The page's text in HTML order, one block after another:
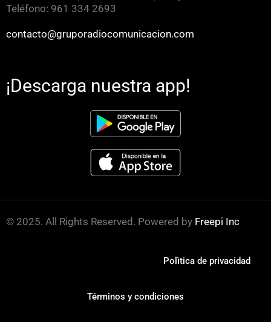
Teléfono: 961 334 2693
contacto@gruporadiocomunicacion.com
¡Descarga nuestra app!
© 2025. All Rights Reserved. Powered by Freepi Inc
Polìtica de privacidad
Términos y condiciones